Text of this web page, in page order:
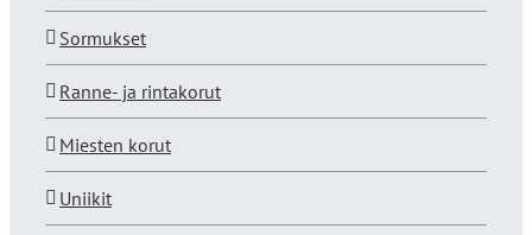
Sormukset
Ranne- ja rintakorut
Miesten korut
Uniikit